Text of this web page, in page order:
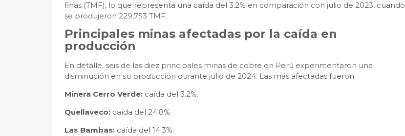
finas (TMF), lo que representa una caída del 3.2% en comparación con julio de 2023, cuando
se produjeron 229,753 TMF.
Principales minas afectadas por la caída en
producción
En detalle, seis de las diez principales minas de cobre en Perú experimentaron una
disminución en su producción durante julio de 2024. Las más afectadas fueron:
Minera Cerro Verde: caída del 3.2%.
Quellaveco: caída del 24.8%.
Las Bambas: caída del 14.3%.